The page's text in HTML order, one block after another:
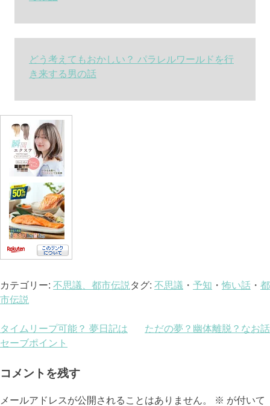
どう考えてもおかしい？ パラレルワールドを行
き来する男の話
カテゴリー: 不思議、都市伝説 タグ: 不思議 ・ 予知 ・怖い話 ・ 都
市伝説
投
ナ
ビ
タイムリープ可能？ 夢日記は
セーブポイント
ただの夢？幽体離脱？なお話
コメントを残す
メールアドレスが公開されることはありません。 ※ が付いて